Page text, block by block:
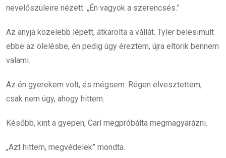
nevelőszüleire nézett. „Én vagyok a szerencsés.”
Az anyja közelebb lépett, átkarolta a vállát. Tyler belesimult
ebbe az ölelésbe, én pedig úgy éreztem, újra eltörik bennem
valami.
Az én gyerekem volt, és mégsem. Régen elvesztettem,
csak nem úgy, ahogy hittem.
Később, kint a gyepen, Carl megpróbálta megmagyarázni.
„Azt hittem, megvédelek” mondta.